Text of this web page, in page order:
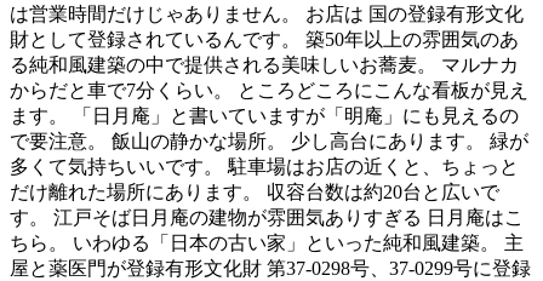
は営業時間だけじゃありません。 お店は 国の登録有形文化
財として登録されているんです。 築50年以上の雰囲気のあ
る純和風建築の中で提供される美味しいお蕎麦。 マルナカ
からだと車で7分くらい。 ところどころにこんな看板が見え
ます。 「日月庵」と書いていますが「明庵」にも見えるの
で要注意。 飯山の静かな場所。 少し高台にあります。 緑が
多くて気持ちいいです。 駐車場はお店の近くと、ちょっと
だけ離れた場所にあります。 収容台数は約20台と広いで
す。 江戸そば日月庵の建物が雰囲気ありすぎる 日月庵はこ
ちら。 いわゆる「日本の古い家」といった純和風建築。 主
屋と薬医門が登録有形文化財 第37-0298号、37-0299号に登録